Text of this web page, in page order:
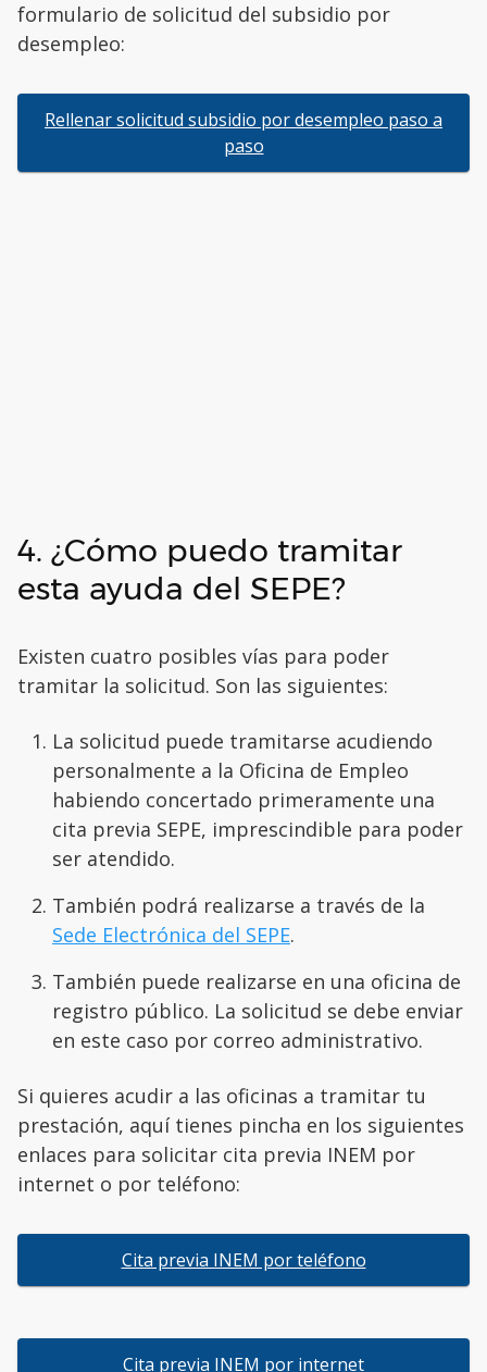
formulario de solicitud del subsidio por
desempleo:
Rellenar solicitud subsidio por desempleo paso a
paso
4. ¿Cómo puedo tramitar
esta ayuda del SEPE?
Existen cuatro posibles vías para poder
tramitar la solicitud. Son las siguientes:
La solicitud puede tramitarse acudiendo
personalmente a la Oficina de Empleo
habiendo concertado primeramente una
cita previa SEPE, imprescindible para poder
ser atendido.
También podrá realizarse a través de la
Sede Electrónica del SEPE.
También puede realizarse en una oficina de
registro público. La solicitud se debe enviar
en este caso por correo administrativo.
Si quieres acudir a las oficinas a tramitar tu
prestación, aquí tienes pincha en los siguientes
enlaces para solicitar cita previa INEM por
internet o por teléfono:
Cita previa INEM por teléfono
Cita previa INEM por internet